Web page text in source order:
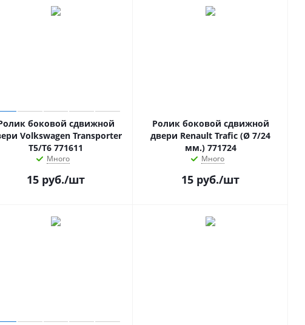
боковой сдвижной
Volkswagen Transporter
T5/T6 771611
Много
15 руб./шт
Ролик боковой сдвижной
двери Renault Trafic (Ø 7/24
мм.) 771724
Много
15 руб./шт